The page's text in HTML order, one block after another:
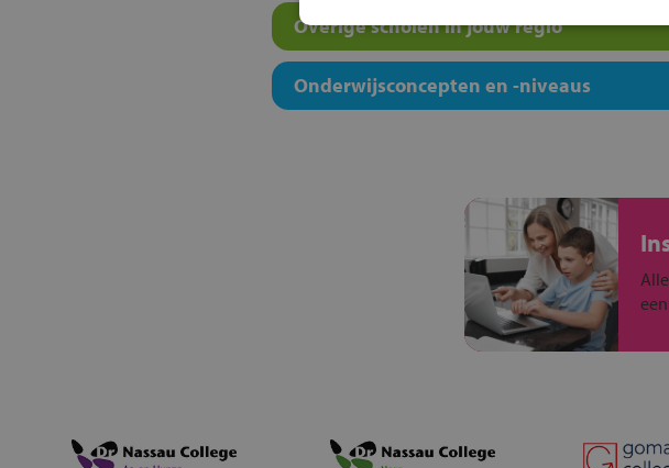
Overige scholen in jouw regio
Onderwijsconcepten en -niveaus